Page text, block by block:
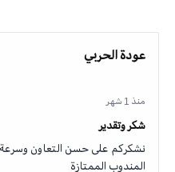
عودة الحربي
منذ 1 شهر
شكر وتقدير
نشكركم على حسن التعاون
المندوب الممتازة